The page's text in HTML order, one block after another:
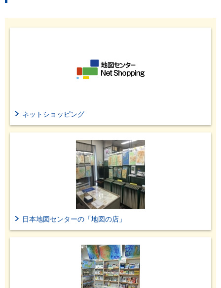
ネットショッピング
日本地図センターの「地図の店」